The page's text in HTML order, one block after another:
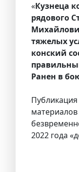
«Кузнеца
рядового
тяжелых
конский
Ранен в
2022 года